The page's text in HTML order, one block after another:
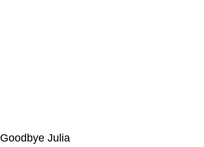
Goodbye Julia